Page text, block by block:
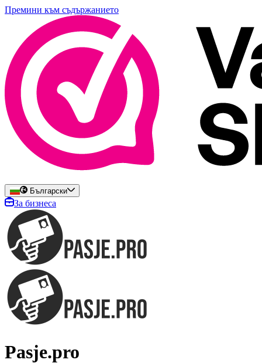
Премини към съдържанието
Български
За бизнеса
Pasje.pro